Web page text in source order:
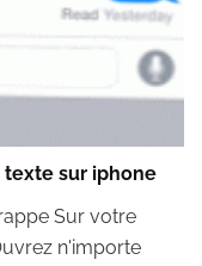
sur iphone
Sur votre
n'importe